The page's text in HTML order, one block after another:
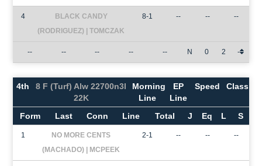
4
BLACK CANDY
(RODRIGUEZ) | TOMCZAK
8-1 -- -- --
-- -- -- -- -- N 0 2 -
4th
8 F (Turf) Alw 22700n3l
22K
Morning
Line
EP
Line
Speed Class
Form Last Conn Line Total J Eq L S
1
NO MORE CENTS
(MACHADO) | MCPEEK
2-1 -- -- --